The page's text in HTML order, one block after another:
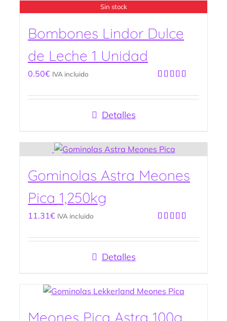
Sin stock
Bombones Lindor Dulce
de Leche 1 Unidad
con5.00de
5
0.50€ IVA incluido
Detalles
Gominolas Astra Meones
Pica 1,250kg
con4.50
de 5
11.31€ IVA incluido
Detalles
Meones Pica Astra 100g